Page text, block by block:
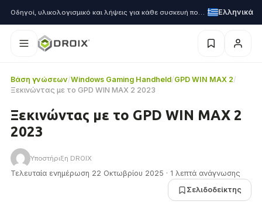
Ελληνικά
Βάση γνώσεων/Windows Gaming Handheld/GPD WIN MAX 2/
Ξεκινώντας με το GPD WIN MAX 2 2023
Ξεκινώντας με το GPD WIN MAX 2
2023
Υποστήριξη DROIX
Τελευταία ενημέρωση 22 Οκτωβρίου 2025 · 1 λεπτά ανάγνωσης
Σελιδοδείκτης